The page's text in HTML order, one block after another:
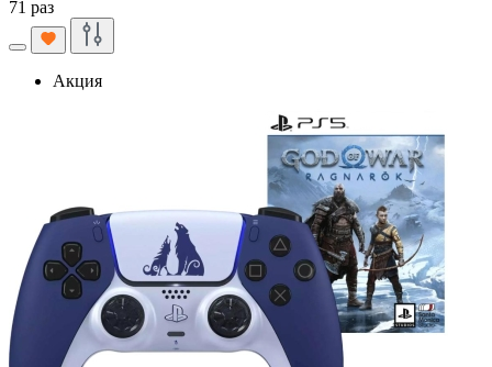
71 раз
Акция